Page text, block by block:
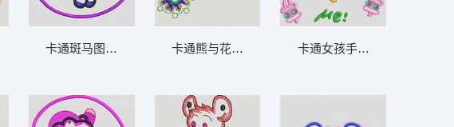
具车 熊 狮_卡通贴布
卡通斑马图案装饰 马_卡通贴布卡通熊与花朵装饰图案 熊_卡通贴布卡通女孩手持扇子 喜洋洋_卡